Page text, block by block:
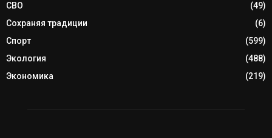
СВО
(49)
Сохраняя традиции
(6)
Спорт
(599)
Экология
(488)
Экономика
(219)